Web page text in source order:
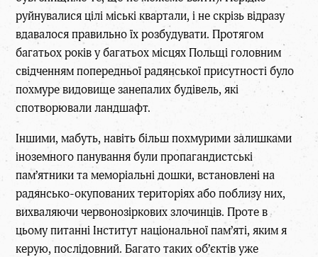
руйнувалися цілі міські квартали, і не скрізь відразу
вдавалося правильно їх розбудувати. Протягом
багатьох років у багатьох місцях Польщі головним
свідченням попередньої радянської присутності було
похмуре видовище занепалих будівель, які
спотворювали ландшафт.
Іншими, мабуть, навіть більш похмурими залишками
іноземного панування були пропагандистські
пам’ятники та меморіальні дошки, встановлені на
радянсько-окупованих територіях або поблизу них,
вихваляючи червонозіркових злочинців. Проте в
цьому питанні Інститут національної пам’яті, яким я
керую, послідовний. Багато таких об’єктів уже